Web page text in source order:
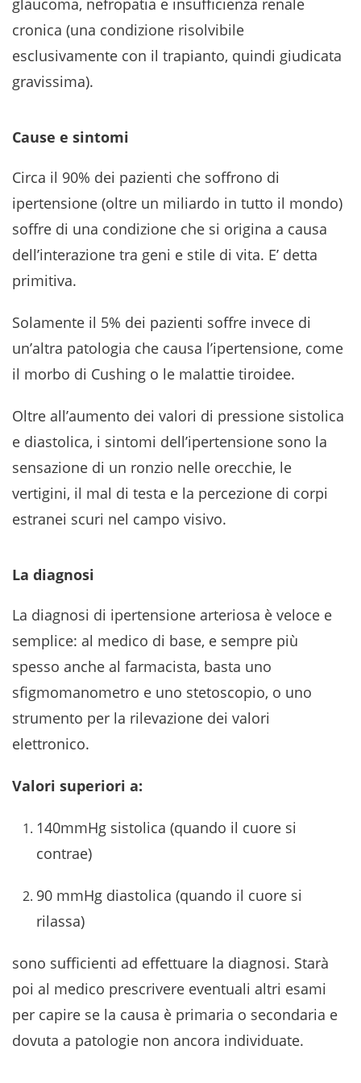
glaucoma, nefropatia e insufficienza renale
cronica (una condizione risolvibile
esclusivamente con il trapianto, quindi giudicata
gravissima).
Cause e sintomi
Circa il 90% dei pazienti che soffrono di
ipertensione (oltre un miliardo in tutto il mondo)
soffre di una condizione che si origina a causa
dell’interazione tra geni e stile di vita. E’ detta
primitiva.
Solamente il 5% dei pazienti soffre invece di
un’altra patologia che causa l’ipertensione, come
il morbo di Cushing o le malattie tiroidee.
Oltre all’aumento dei valori di pressione sistolica
e diastolica, i sintomi dell’ipertensione sono la
sensazione di un ronzio nelle orecchie, le
vertigini, il mal di testa e la percezione di corpi
estranei scuri nel campo visivo.
La diagnosi
La diagnosi di ipertensione arteriosa è veloce e
semplice: al medico di base, e sempre più
spesso anche al farmacista, basta uno
sfigmomanometro e uno stetoscopio, o uno
strumento per la rilevazione dei valori
elettronico.
Valori superiori a:
140mmHg sistolica (quando il cuore si
contrae)
90 mmHg diastolica (quando il cuore si
rilassa)
sono sufficienti ad effettuare la diagnosi. Starà
poi al medico prescrivere eventuali altri esami
per capire se la causa è primaria o secondaria e
dovuta a patologie non ancora individuate.